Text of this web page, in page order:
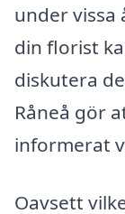
under vissa
din florist
diskutera
Råneå gör
informerat
Oavsett